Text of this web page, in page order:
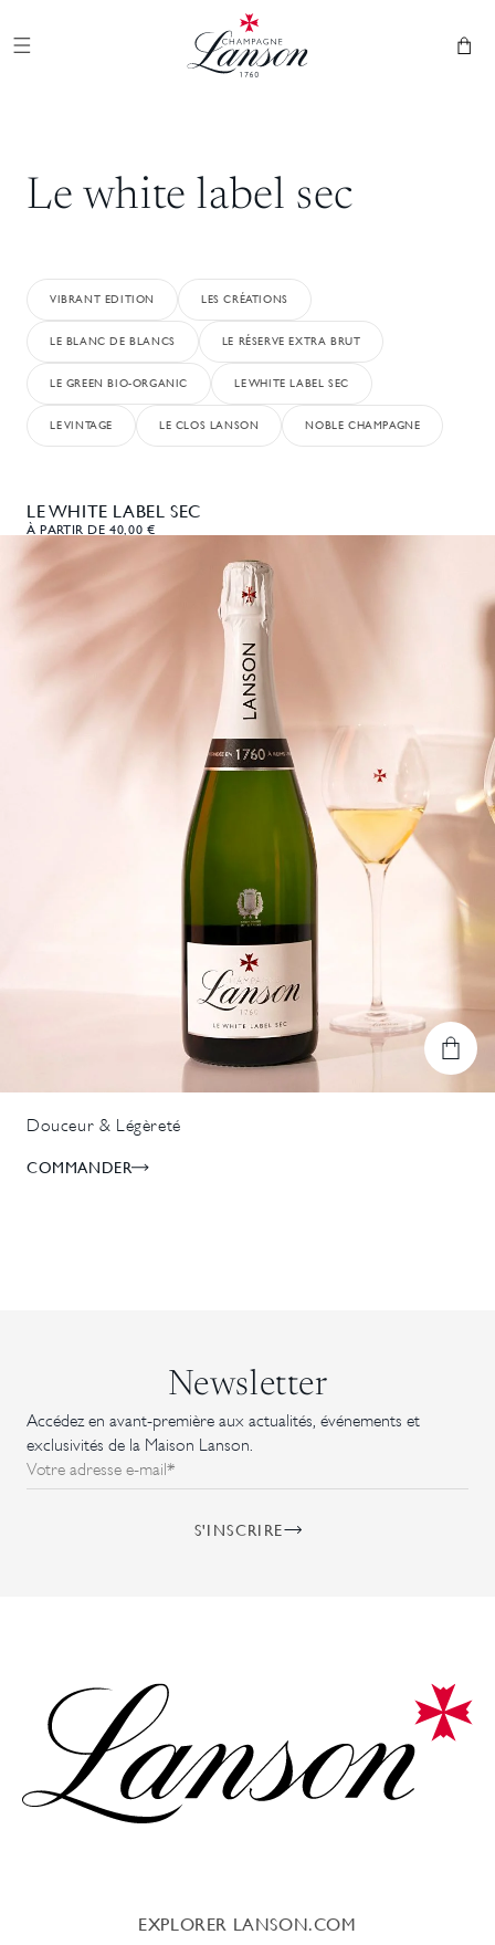
Panier
Le white label sec
VIBRANT EDITION LES CRÉATIONS
LE BLANC DE BLANCS LE RÉSERVE EXTRA BRUT
LE GREEN BIO-ORGANIC LE WHITE LABEL SEC
LE VINTAGE LE CLOS LANSON NOBLE CHAMPAGNE
LE WHITE LABEL SEC
À PARTIR DE 40,00 €
Douceur & Légèreté
COMMANDER
Newsletter
Accédez en avant-première aux actualités, événements et
exclusivités de la Maison Lanson.
Votre adresse e-mail*
S'INSCRIRE
EXPLORER LANSON.COM